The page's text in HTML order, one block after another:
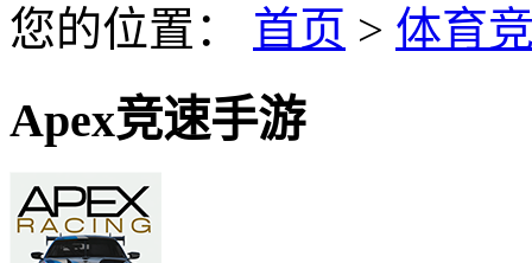
您的位置： 首页 > 体育
Apex竞速手游